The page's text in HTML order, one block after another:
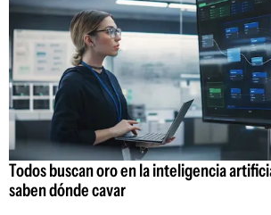
Todos buscan oro en la inteligencia
saben dónde cavar